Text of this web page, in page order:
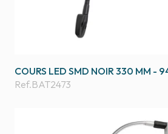
COURS LED SMD NOIR 330 MM -
Ref.BAT2473